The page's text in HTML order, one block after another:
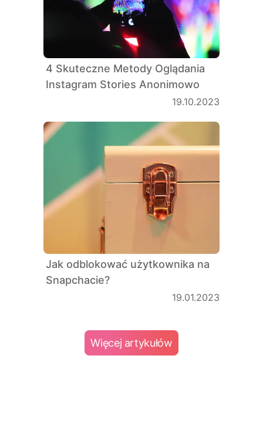
4 Skuteczne Metody Oglądania
Instagram Stories Anonimowo
19.10.2023
Jak odblokować użytkownika na
Snapchacie?
19.01.2023
Więcej artykułów